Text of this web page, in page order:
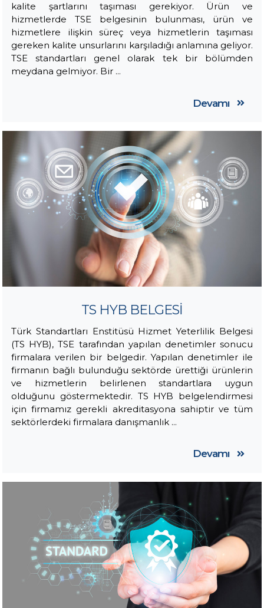
kalite şartlarını taşıması gerekiyor. Ürün ve
hizmetlerde TSE belgesinin bulunması, ürün ve
hizmetlere ilişkin süreç veya hizmetlerin taşıması
gereken kalite unsurlarını karşıladığı anlamına geliyor.
TSE standartları genel olarak tek bir bölümden
meydana gelmiyor. Bir ...
Devamı
TS HYB BELGESİ
Türk Standartları Enstitüsü Hizmet Yeterlilik Belgesi
(TS HYB), TSE tarafından yapılan denetimler sonucu
firmalara verilen bir belgedir. Yapılan denetimler ile
firmanın bağlı bulunduğu sektörde ürettiği ürünlerin
ve hizmetlerin belirlenen standartlara uygun
olduğunu göstermektedir. TS HYB belgelendirmesi
için firmamız gerekli akreditasyona sahiptir ve tüm
sektörlerdeki firmalara danışmanlık ...
Devamı